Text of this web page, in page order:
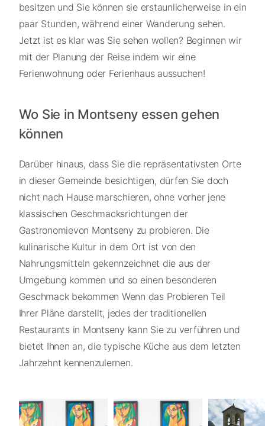
besitzen und Sie können sie erstaunlicherweise in ein
paar Stunden, während einer Wanderung sehen.
Jetzt ist es klar was Sie sehen wollen? Beginnen wir
mit der Planung der Reise indem wir eine
Ferienwohnung oder Ferienhaus aussuchen!
Wo Sie in Montseny essen gehen
können
Darüber hinaus, dass Sie die repräsentativsten Orte
in dieser Gemeinde besichtigen, dürfen Sie doch
nicht nach Hause marschieren, ohne vorher jene
klassischen Geschmacksrichtungen der
Gastronomievon Montseny zu probieren. Die
kulinarische Kultur in dem Ort ist von den
Nahrungsmitteln gekennzeichnet die aus der
Umgebung kommen und so einen besonderen
Geschmack bekommen Wenn das Probieren Teil
Ihrer Pläne darstellt, jedes der traditionellen
Restaurants in Montseny kann Sie zu verführen und
bietet Ihnen an, die typische Küche aus dem letzten
Jahrzehnt kennenzulernen.